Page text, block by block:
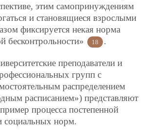
этим самопринуждениям
и становящиеся взрослыми
фиксируется некая норма
бесконтрольности»
18 .
преподаватели и
групп с
распределением
расписанием») представляют
процесса постепенной
социальных норм.